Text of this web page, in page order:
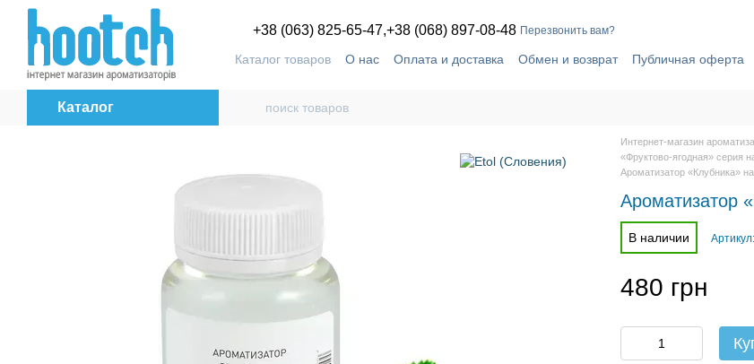
Перейти к основному контенту
+38 (063) 825-65-47,+38 (068) 897-08-48 Перезвонить вам?
Каталог товаров О нас Оплата и доставка Обмен и возврат
Публичная оферта
Каталог
Интернет-магазин
«Фруктово-ягодная» серия
Ароматизатор «Клубника»
Ароматизатор
В наличии
480 грн